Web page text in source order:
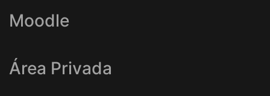
Moodle
Área Privada